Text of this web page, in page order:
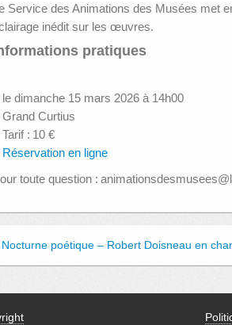
Service des Animations des Musées met
inédit sur les œuvres.
pratiques
dimanche 15 mars 2026 à 14h00
Curtius
: 10 €
Réservation en ligne
toute question :
Nocturne poétique – Robert Doisneau en